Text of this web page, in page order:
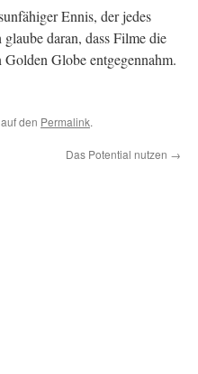
Ennis, der jedes
glaube daran, dass Filme die
Golden Globe entgegennahm.
den Permalink.
Das Potential nutzen →